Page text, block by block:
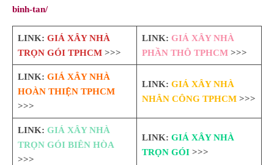
binh-tan/
LINK: GIÁ XÂY NHÀ
TRỌN GÓI TPHCM>>>
LINK: GIÁ XÂY NHÀ
PHẦN THÔ TPHCM>>>
LINK: GIÁ XÂY NHÀ
HOÀN THIỆN TPHCM
>>>
LINK: GIÁ XÂY NHÀ
NHÂN CÔNG TPHCM>>>
LINK: GIÁ XÂY NHÀ
TRỌN GÓI BIÊN HÒA
>>>
LINK: GIÁ XÂY NHÀ
TRỌN GÓI>>>